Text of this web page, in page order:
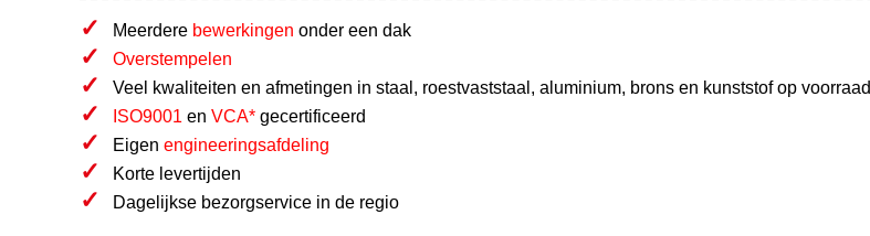
Meerdere bewerkingen onder een dak
Overstempelen
Veel kwaliteiten en afmetingen in staal, roestvaststaal, aluminium, brons en kunststof op voorraad
ISO9001 en VCA* gecertificeerd
Eigen engineeringsafdeling
Korte levertijden
Dagelijkse bezorgservice in de regio